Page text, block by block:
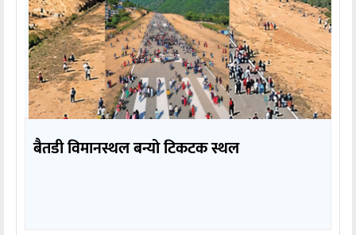
बैतडी विमानस्थल बन्यो टिकटक स्थल